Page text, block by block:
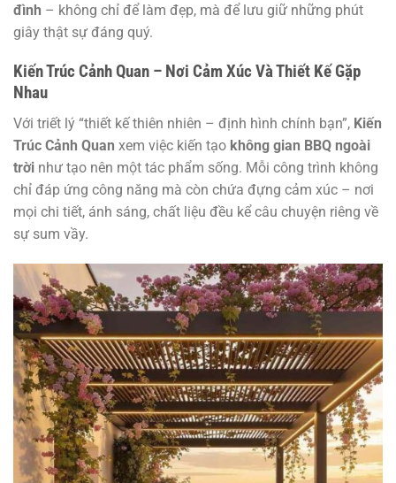
đình – không chỉ để làm đẹp, mà để lưu giữ những phút
giây thật sự đáng quý.
Kiến Trúc Cảnh Quan – Nơi Cảm Xúc Và Thiết Kế Gặp
Nhau
Với triết lý “thiết kế thiên nhiên – định hình chính bạn”, Kiến
Trúc Cảnh Quan xem việc kiến tạo không gian BBQ ngoài
trời như tạo nên một tác phẩm sống. Mỗi công trình không
chỉ đáp ứng công năng mà còn chứa đựng cảm xúc – nơi
mọi chi tiết, ánh sáng, chất liệu đều kể câu chuyện riêng về
sự sum vầy.